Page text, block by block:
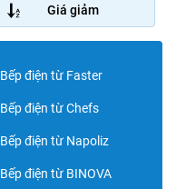
Giá giảm
Bếp điện từ Faster
Bếp điện từ Chefs
Bếp điện từ Napoliz
Bếp điện từ BINOVA